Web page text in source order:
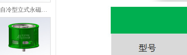
自冷型立式永磁…